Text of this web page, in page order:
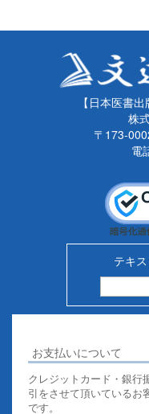
【日本医書
株
〒173-
電
テキ
お支払いについて
クレジットカード・銀行
引をさせて頂いているお
です。